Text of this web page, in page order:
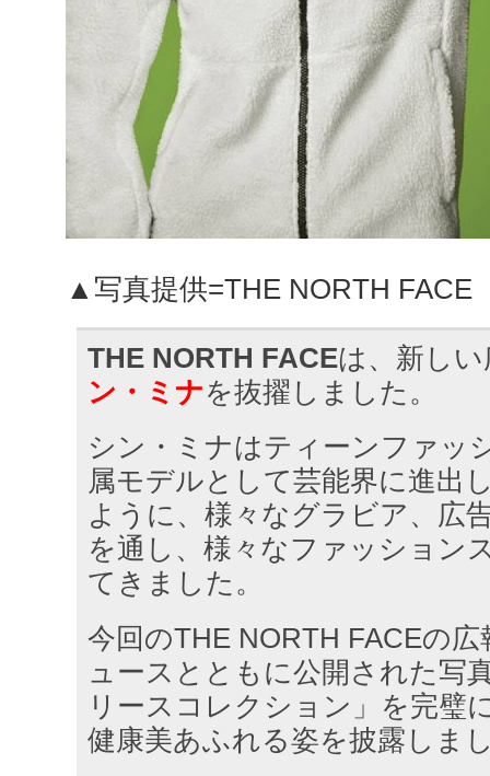
▲写真提供=THE NORTH FACE
THE NORTH FACEは、新し
ン・ミナを抜擢しました。
シン・ミナはティーンファッ
属モデルとして芸能界に進出
ように、様々なグラビア、広
を通し、様々なファッション
てきました。
今回のTHE NORTH FACEの
ュースとともに公開された写
リースコレクション」を完璧
健康美あふれる姿を披露しま